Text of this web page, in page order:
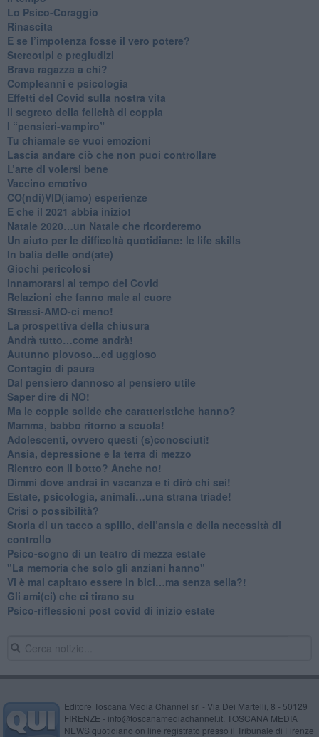
​Lo Psico-Coraggio
Rinascita
​E se l’impotenza fosse il vero potere?
Stereotipi e pregiudizi
​Brava ragazza a chi?
​Compleanni e psicologia
Effetti del Covid sulla nostra vita
Il segreto della felicità di coppia
​I “pensieri-vampiro”
​Tu chiamale se vuoi emozioni
​Lascia andare ciò che non puoi controllare
L’arte di volersi bene
​Vaccino emotivo
CO(ndi)VID(iamo) esperienze
​E che il 2021 abbia inizio!
​Natale 2020…un Natale che ricorderemo
Un aiuto per le difficoltà quotidiane: le life skills
​In balia delle ond(ate)
Giochi pericolosi
Innamorarsi al tempo del Covid
​Relazioni che fanno male al cuore
​Stressi-AMO-ci meno!
​La prospettiva della chiusura
​Andrà tutto…come andrà!
Autunno piovoso...ed uggioso
​Contagio di paura
​Dal pensiero dannoso al pensiero utile
​Saper dire di NO!
​Ma le coppie solide che caratteristiche hanno?
​Mamma, babbo ritorno a scuola!
Adolescenti, ovvero questi (s)conosciuti!
Ansia, depressione e la terra di mezzo
​Rientro con il botto? Anche no!
Dimmi dove andrai in vacanza e ti dirò chi sei!
​Estate, psicologia, animali…una strana triade!
​Crisi o possibilità?
​Storia di un tacco a spillo, dell’ansia e della necessità di
controllo
​Psico-sogno di un teatro di mezza estate
"La memoria che solo gli anziani hanno"
​Vi è mai capitato essere in bici…ma senza sella?!
​Gli ami(ci) che ci tirano su
Psico-riflessioni post covid di inizio estate
Editore Toscana Media Channel srl - Via Dei Martelli, 8 - 50129
FIRENZE - info@toscanamediachannel.it. TOSCANA MEDIA
NEWS quotidiano on line registrato presso il Tribunale di Firenze